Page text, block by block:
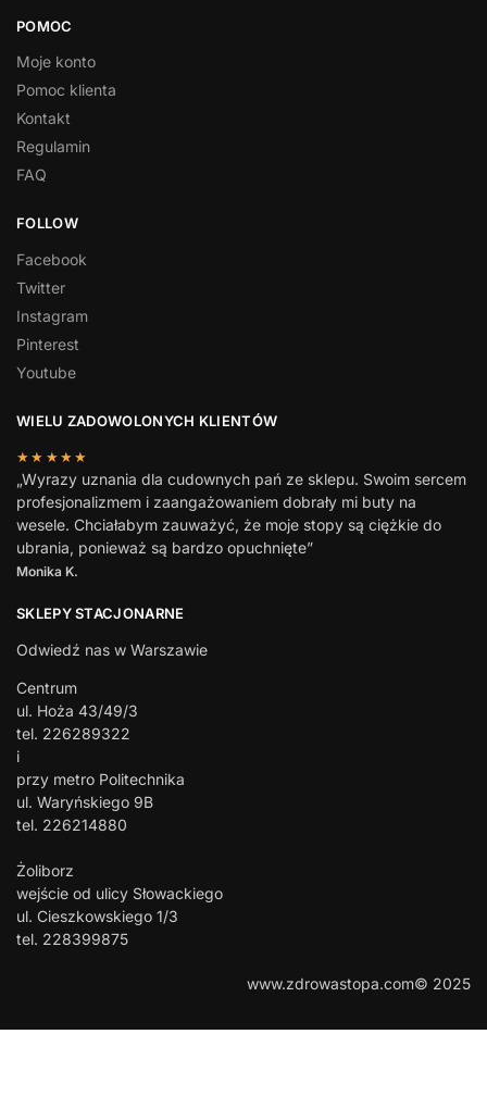
POMOC
Moje konto
Pomoc klienta
Kontakt
Regulamin
FAQ
FOLLOW
Facebook
Twitter
Instagram
Pinterest
Youtube
WIELU ZADOWOLONYCH KLIENTÓW
★★★★★
„Wyrazy uznania dla cudownych pań ze sklepu. Swoim sercem
profesjonalizmem i zaangażowaniem dobrały mi buty na
wesele. Chciałabym zauważyć, że moje stopy są ciężkie do
ubrania, ponieważ są bardzo opuchnięte”
Monika K.
SKLEPY STACJONARNE
Odwiedź nas w Warszawie
Centrum
ul. Hoża 43/49/3
tel. 226289322
i
przy metro Politechnika
ul. Waryńskiego 9B
tel. 226214880
Żoliborz
wejście od ulicy Słowackiego
ul. Cieszkowskiego 1/3
tel. 228399875
www.zdrowastopa.com© 2025